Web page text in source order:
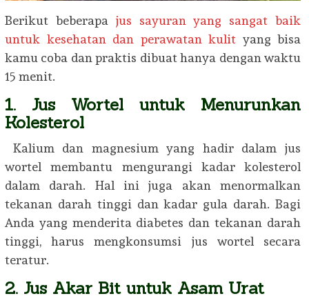
Berikut beberapa jus sayuran yang sangat baik
untuk kesehatan dan perawatan kulit yang bisa
kamu coba dan praktis dibuat hanya dengan waktu
15 menit.
1. Jus Wortel untuk Menurunkan
Kolesterol
Kalium dan magnesium yang hadir dalam jus
wortel membantu mengurangi kadar kolesterol
dalam darah. Hal ini juga akan menormalkan
tekanan darah tinggi dan kadar gula darah. Bagi
Anda yang menderita diabetes dan tekanan darah
tinggi, harus mengkonsumsi jus wortel secara
teratur.
2. Jus Akar Bit untuk Asam Urat